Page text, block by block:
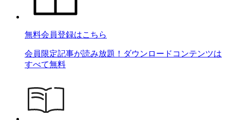
無料会員登録はこちら
会員限定記事が読み放題！ダウンロードコンテンツは
すべて無料